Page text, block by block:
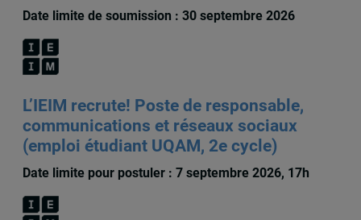
Date limite de soumission : 30 septembre 2026
L’IEIM recrute! Poste de responsable,
communications et réseaux sociaux
(emploi étudiant UQAM, 2e cycle)
Date limite pour postuler : 7 septembre 2026, 17h